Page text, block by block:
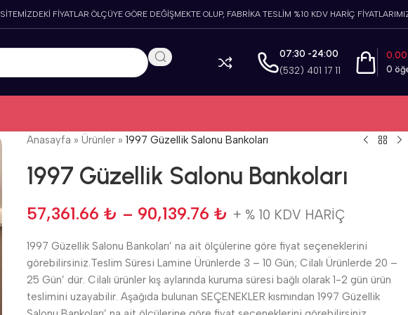
SİTEMİZDEKİ FİYATLAR ÖLÇÜYE GÖRE DEĞİŞMEKTE OLUP, FABRİKA TESLİM %10 KDV HARİÇ
07:30 -24:00
(532) 401 17 11 0
Anasayfa »Ürünler »1997 Güzellik Salonu Bankoları
1997 Güzellik Salonu Bankoları
57,361.66₺ – 90,139.76₺ + % 10 KDV HARİÇ
1997 Güzellik Salonu Bankoları’ na ait ölçülerine göre fiyat seçeneklerini
görebilirsiniz.Teslim Süresi Lamine Ürünlerde 3 – 10 Gün; Cilalı Ürünlerde 20 –
25 Gün’ dür. Cilalı ürünler kış aylarında kuruma süresi bağlı olarak 1-2 gün ürün
teslimini uzayabilir. Aşağıda bulunan SEÇENEKLER kısmından 1997 Güzellik